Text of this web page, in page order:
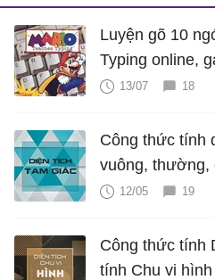
Luyện gõ 10
Typing online,
cực hấp dẫn
13/07 18
Công thức tính
vuông, thường,
12/05 19
Công thức tính
tính Chu vi